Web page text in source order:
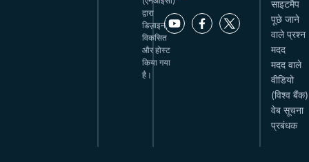
द्वारा
डिज़ाइन,
विकसित
और होस्ट
किया गया
है।
साइटमैप
पूछे जाने
वाले प्रश्न
मदद
मदद वाले
वीडियो
(विश्व बैंक)
वेब सूचना
प्रबंधक